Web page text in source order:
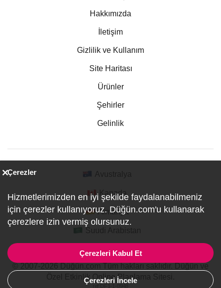
Hakkımızda
İletişim
Gizlilik ve Kullanım
Site Haritası
Ürünler
Şehirler
Gelinlik
Kanada
Almanya
Özel Etkinlik Online Planlama Sitesi.
Çerezler
Hizmetlerimizden en iyi şekilde faydalanabilmeniz
için çerezler kullanıyoruz. Düğün.com'u kullanarak
çerezlere izin vermiş olursunuz.
Çerezleri Kabul Et
Çerezleri İncele